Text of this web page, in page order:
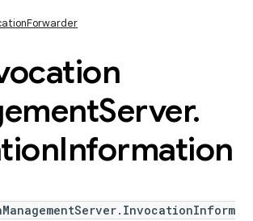
Server.
Information